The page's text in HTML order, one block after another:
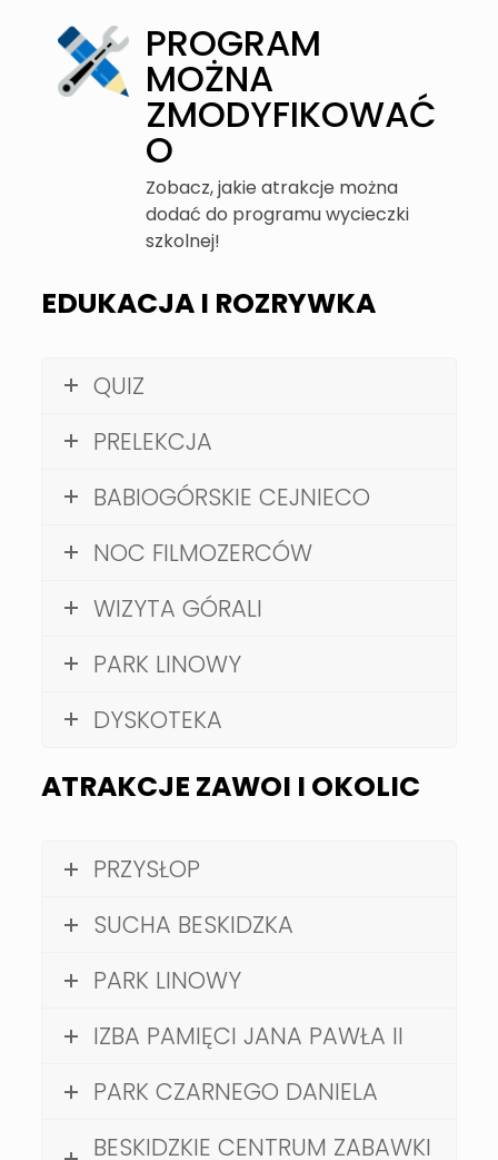
PROGRAM
MOŻNA
ZMODYFIKOWAĆ
O
Zobacz, jakie atrakcje można
dodać do programu wycieczki
szkolnej!
EDUKACJA I ROZRYWKA
QUIZ
PRELEKCJA
BABIOGÓRSKIE CEJNIECO
NOC FILMOZERCÓW
WIZYTA GÓRALI
PARK LINOWY
DYSKOTEKA
ATRAKCJE ZAWOI I OKOLIC
PRZYSŁOP
SUCHA BESKIDZKA
PARK LINOWY
IZBA PAMIĘCI JANA PAWŁA II
PARK CZARNEGO DANIELA
BESKIDZKIE CENTRUM ZABAWKI